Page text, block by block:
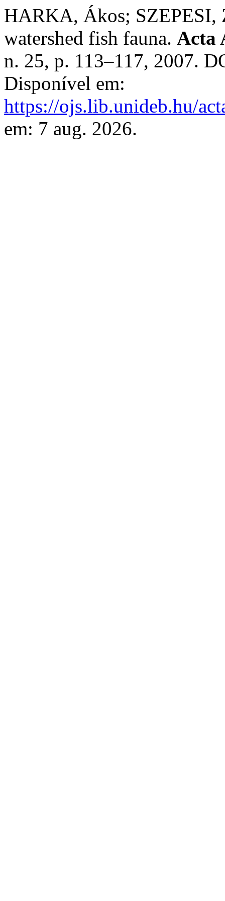
HARKA, Ákos; SZEPESI,
watershed fish fauna. Acta
n. 25, p. 113–117, 2007.
Disponível em:
https://ojs.lib.unideb.hu/
em: 7 aug. 2026.